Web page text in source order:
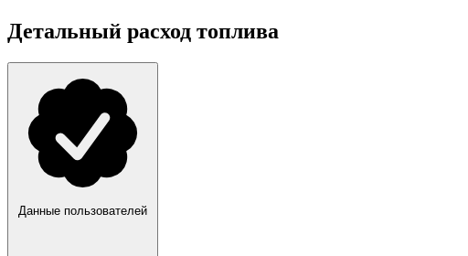
Детальный расход топлива
Данные пользователей